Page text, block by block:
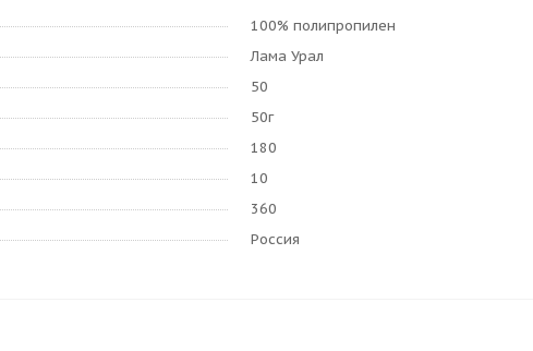
100% полипропилен
Лама Урал
50
50г
180
10
360
Россия